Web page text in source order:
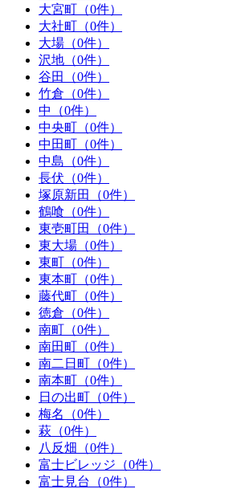
大宮町（0件）
大社町（0件）
大場（0件）
沢地（0件）
谷田（0件）
竹倉（0件）
中（0件）
中央町（0件）
中田町（0件）
中島（0件）
長伏（0件）
塚原新田（0件）
鶴喰（0件）
東壱町田（0件）
東大場（0件）
東町（0件）
東本町（0件）
藤代町（0件）
徳倉（0件）
南町（0件）
南田町（0件）
南二日町（0件）
南本町（0件）
日の出町（0件）
梅名（0件）
萩（0件）
八反畑（0件）
富士ビレッジ（0件）
富士見台（0件）